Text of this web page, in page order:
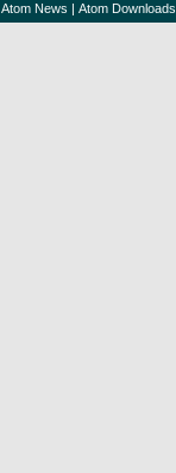
Atom News | Atom Downloads